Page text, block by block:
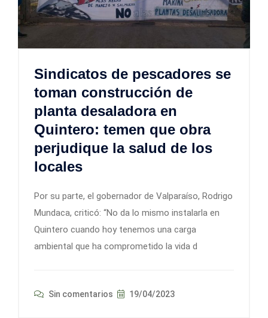
Sindicatos de pescadores se
toman construcción de
planta desaladora en
Quintero: temen que obra
perjudique la salud de los
locales
Por su parte, el gobernador de Valparaíso, Rodrigo
Mundaca, criticó: “No da lo mismo instalarla en
Quintero cuando hoy tenemos una carga
ambiental que ha comprometido la vida d
Sin comentarios 19/04/2023